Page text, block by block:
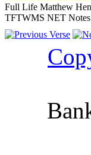
Full Life Matthew
TFTWMS NET